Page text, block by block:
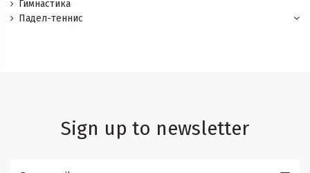
Гимнастика
Падел-теннис
Sign up to newsletter